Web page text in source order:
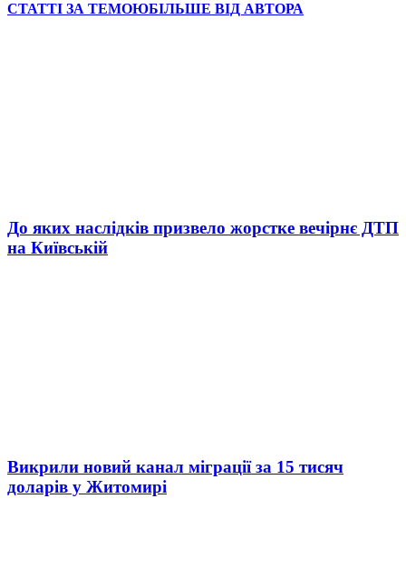
СТАТТІ ЗА ТЕМОЮБІЛЬШЕ ВІД АВТОРА
До яких наслідків призвело жорстке вечірнє ДТП
на Київській
Викрили новий канал міграції за 15 тисяч
доларів у Житомирі